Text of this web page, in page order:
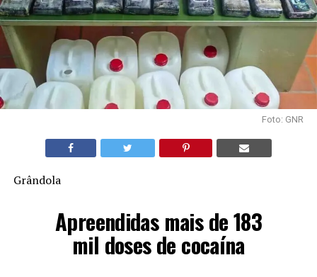
Foto: GNR
Grândola
Apreendidas mais de 183
mil doses de cocaína